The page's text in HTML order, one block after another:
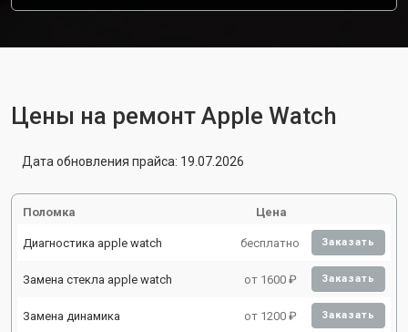
Цены на ремонт Apple Watch
Дата обновления прайса: 19.07.2026
Поломка Цена
Диагностика apple watch бесплатно Заказать
Замена стекла apple watch от 1600 ₽ Заказать
Замена динамика от 1200 ₽ Заказать